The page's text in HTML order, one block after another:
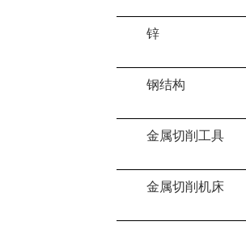
锌
钢结构
金属切削工具
金属切削机床